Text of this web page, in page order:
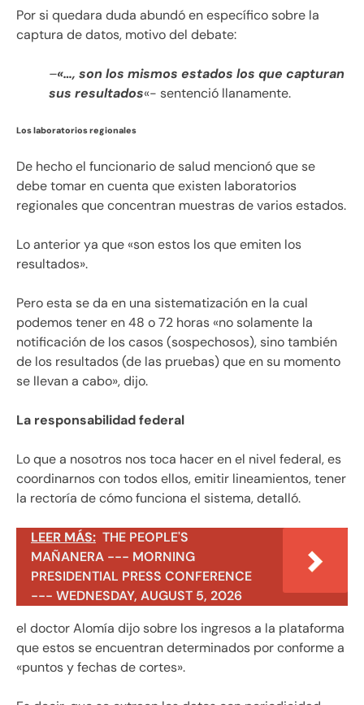
Por si quedara duda abundó en específico sobre la
captura de datos, motivo del debate:
–«…, son los mismos estados los que capturan
sus resultados«- sentenció llanamente.
Los laboratorios regionales
De hecho el funcionario de salud mencionó que se
debe tomar en cuenta que existen laboratorios
regionales que concentran muestras de varios estados.
Lo anterior ya que «son estos los que emiten los
resultados».
Pero esta se da en una sistematización en la cual
podemos tener en 48 o 72 horas «no solamente la
notificación de los casos (sospechosos), sino también
de los resultados (de las pruebas) que en su momento
se llevan a cabo», dijo.
La responsabilidad federal
Lo que a nosotros nos toca hacer en el nivel federal, es
coordinarnos con todos ellos, emitir lineamientos, tener
la rectoría de cómo funciona el sistema, detalló.
LEER MÁS: THE PEOPLE'S
MAÑANERA --- MORNING
PRESIDENTIAL PRESS CONFERENCE
--- WEDNESDAY, AUGUST 5, 2026
el doctor Alomía dijo sobre los ingresos a la plataforma
que estos se encuentran determinados por conforme a
«puntos y fechas de cortes».